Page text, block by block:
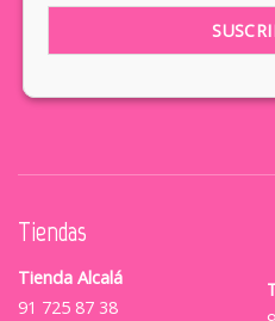
Tiendas
Tienda Alcalá
91 725 87 38